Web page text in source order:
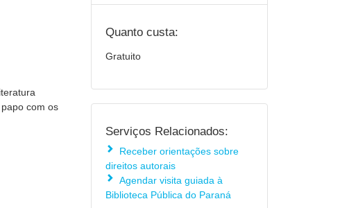
com os
Quanto custa:
Gratuito
Serviços Relacionados:
Receber orientações sobre
direitos autorais
Agendar visita guiada à
Biblioteca Pública do Paraná